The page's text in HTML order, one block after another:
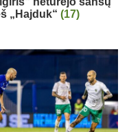
„Hajduk“ (17)